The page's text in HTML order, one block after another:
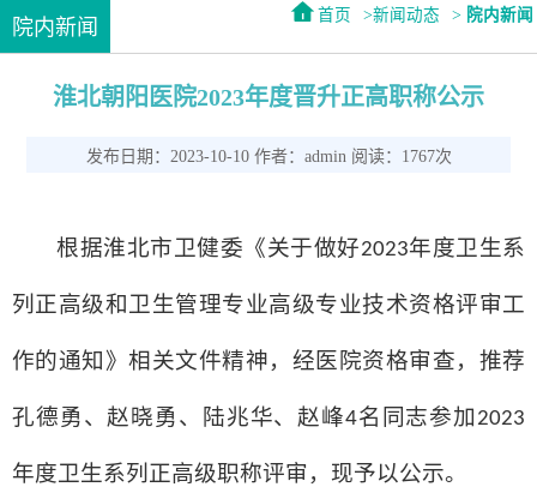
院内新闻
首页 新闻动态 院内新闻
淮北朝阳医院2023年度晋升正高职称公示
发布日期：2023-10-10 作者：admin 阅读：1767次
根据淮北市卫健委《关于做好2023年度卫生系
列正高级和卫生管理专业高级专业技术资格评审工
作的通知》相关文件精神，经医院资格审查，推荐
孔德勇、赵晓勇、陆兆华、赵峰4名同志参加2023
年度卫生系列正高级职称评审，现予以公示。